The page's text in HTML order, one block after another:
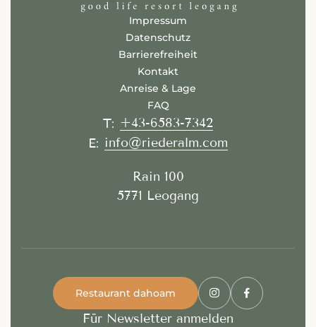
Impressum
Datenschutz
Barrierefreiheit
Kontakt
Anreise & Lage
FAQ
T: +43-6583-7342
E: info@riederalm.com
Rain 100
5771 Leogang
Restaurant dahoam
Für Newsletter anmelden